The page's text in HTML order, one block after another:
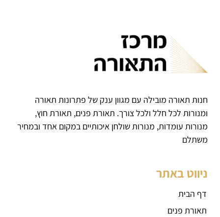
חנות תאורה מובילה עם מגוון ענק של פתרונות תאורה
ומנורות לכל חלל ולכל צורך. תאורת פנים, תאורת חוץ,
מנורות עומדות, מנורות שולחן איכותיים במקום אחד ובמחיר
משתלם
ניווט באתר
דף הבית
תאורת פנים